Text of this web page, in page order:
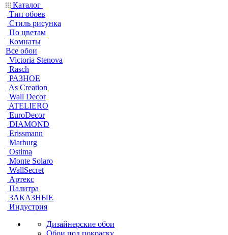
Каталог
Тип обоев
Стиль рисунка
По цветам
Комнаты
Все обои
Victoria Stenova
Rasch
РАЗНОЕ
As Creation
Wall Decor
ATELIERO
EuroDecor
DIAMOND
Erissmann
Marburg
Ostima
Monte Solaro
WallSecret
Артекс
Палитра
ЗАКАЗНЫЕ
Индустрия
Дизайнерские обои
Обои под покраску